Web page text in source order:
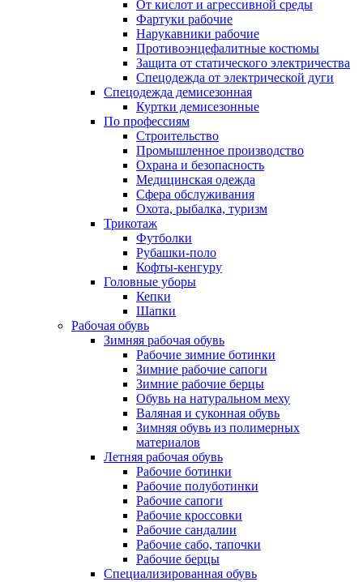
От кислот и агрессивной среды
Фартуки рабочие
Нарукавники рабочие
Противоэнцефалитные костюмы
Защита от статического электричества
Спецодежда от электрической дуги
Спецодежда демисезонная
Куртки демисезонные
По профессиям
Строительство
Промышленное производство
Охрана и безопасность
Медицинская одежда
Сфера обслуживания
Охота, рыбалка, туризм
Трикотаж
Футболки
Рубашки-поло
Кофты-кенгуру
Головные уборы
Кепки
Шапки
Рабочая обувь
Зимняя рабочая обувь
Рабочие зимние ботинки
Зимние рабочие сапоги
Зимние рабочие берцы
Обувь на натуральном меху
Валяная и суконная обувь
Зимняя обувь из полимерных
материалов
Летняя рабочая обувь
Рабочие ботинки
Рабочие полуботинки
Рабочие сапоги
Рабочие кроссовки
Рабочие сандалии
Рабочие сабо, тапочки
Рабочие берцы
Специализированная обувь